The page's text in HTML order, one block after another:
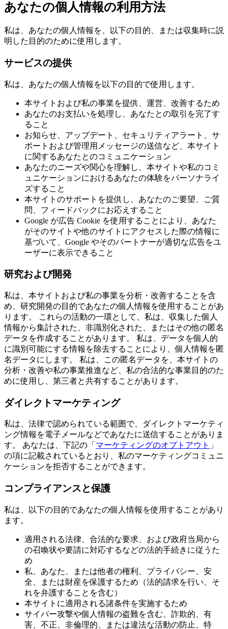
あなたの個人情報の利用方法
私は、あなたの個人情報を、以下の目的、または収集時に説
明した目的のために使用します。
サービスの提供
私は、あなたの個人情報を以下の目的で使用します。
本サイトおよび私の事業を提供、運営、改善するため
あなたのお支払いを処理し、あなたとの取引を完了す
ること
お知らせ、アップデート、セキュリティアラート、サ
ポートおよび管理用メッセージの送信など、本サイト
に関するあなたとのコミュニケーション
あなたのニーズや関心を理解し、本サイトや私のコミ
ュニケーションにおけるあなたの体験をパーソナライ
ズすること
本サイトのサポートを提供し、あなたのご要望、ご質
問、フィードバックにお応えすること
Google が広告 Cookie を使用することにより、あなた
がそのサイトや他のサイトにアクセスした際の情報に
基づいて、Google やそのパートナーが適切な広告をユ
ーザーに表示できること
研究および開発
私は、本サイトおよび私の事業を分析・改善することを含
め、研究開発の目的であなたの個人情報を使用することがあ
ります。 これらの活動の一環として、私は、収集した個人
情報から集計された、非識別化された、またはその他の匿名
データを作成することがあります。 私は、データを個人的
に識別可能にする情報を除去することにより、個人情報を匿
名データにします。 私は、この匿名データを、本サイトの
分析・改善や私の事業推進など、私の合法的な事業目的のた
めに使用し、第三者と共有することがあります。
ダイレクトマーケティング
私は、法律で認められている範囲で、ダイレクトマーケティ
ング情報を電子メールなどであなたに送信することがありま
す。 あなたは、下記の「 マーケティングのオプトアウト 」
の項に記載されているとおり、私のマーケティングコミュニ
ケーションを拒否することができます。
コンプライアンスと保護
私は、以下の目的であなたの個人情報を使用することがあり
ます。
適用される法律、合法的な要求、および政府当局から
の召喚状や要請に対応するなどの法的手続きに従うた
め
私、あなた、または他者の権利、プライバシー、安
全、または財産を保護するため（法的請求を行い、そ
れを弁護することを含む）
本サイトに適用される諸条件を実施するため
サイバー攻撃や個人情報の盗難を含む、詐欺的、有
害、不正、非倫理的、または違法な活動の防止、特